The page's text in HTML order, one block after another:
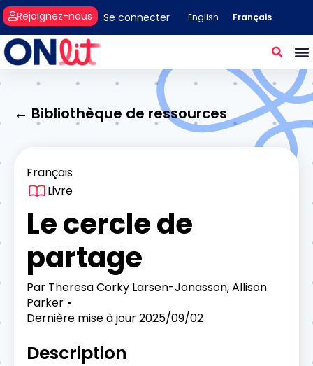
Se connecter
Rejoignez-nous English Français
← Bibliothèque de ressources
Français
Livre
Le cercle de
partage
Par Theresa Corky Larsen-Jonasson, Allison
Parker
Dernière mise à jour2025/09/02
Description